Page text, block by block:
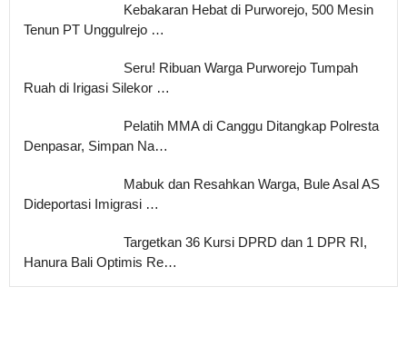
Kebakaran Hebat di Purworejo, 500 Mesin
Tenun PT Unggulrejo …
Seru! Ribuan Warga Purworejo Tumpah
Ruah di Irigasi Silekor …
Pelatih MMA di Canggu Ditangkap Polresta
Denpasar, Simpan Na…
Mabuk dan Resahkan Warga, Bule Asal AS
Dideportasi Imigrasi …
Targetkan 36 Kursi DPRD dan 1 DPR RI,
Hanura Bali Optimis Re…